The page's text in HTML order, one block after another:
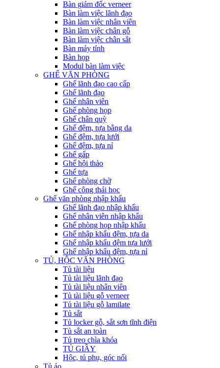
Bàn giám đốc verneer
Bàn làm việc lãnh đạo
Bàn làm việc nhân viên
Bàn làm việc chân gỗ
Bàn làm việc chân sắt
Bàn máy tính
Bàn họp
Modul bàn làm việc
GHẾ VĂN PHÒNG
Ghế lãnh đạo cao cấp
Ghế lãnh đạo
Ghế nhân viên
Ghế phòng họp
Ghế chân quỳ
Ghế đệm, tựa bằng da
Ghế đệm, tựa lưới
Ghế đệm, tựa nỉ
Ghế gấp
Ghế hội thảo
Ghế tựa
Ghế phòng chờ
Ghế công thái học
Ghế văn phòng nhập khẩu
Ghế lãnh đạo nhập khẩu
Ghế nhân viên nhập khẩu
Ghế phòng họp nhập khẩu
Ghế nhập khẩu đệm, tựa da
Ghế nhập khẩu đệm tựa lưới
Ghế nhập khẩu đệm, tựa nỉ
TỦ, HỘC VĂN PHÒNG
Tủ tài liệu
Tủ tài liệu lãnh đạo
Tủ tài liệu nhân viên
Tủ tài liệu gỗ verneer
Tủ tài liệu gỗ lamilate
Tủ sắt
Tủ locker gỗ, sắt sơn tĩnh điện
Tủ sắt an toàn
Tủ treo chìa khóa
TỦ GIẦY
Hộc, tủ phụ, góc nối
Tủ áo